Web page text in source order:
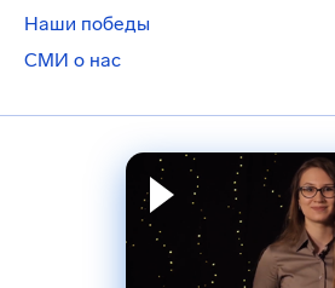
Наши победы
СМИ о нас